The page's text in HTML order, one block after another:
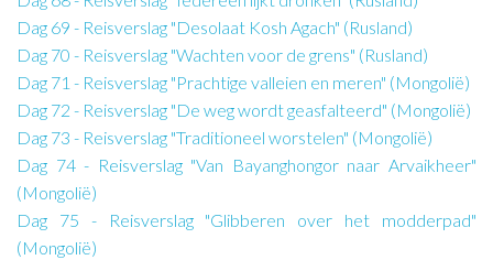
Dag 69 - Reisverslag "Desolaat Kosh Agach" (Rusland)
Dag 70 - Reisverslag "Wachten voor de grens" (Rusland)
Dag 71 - Reisverslag "Prachtige valleien en meren" (Mongolië)
Dag 72 - Reisverslag "De weg wordt geasfalteerd" (Mongolië)
Dag 73 - Reisverslag "Traditioneel worstelen" (Mongolië)
Dag 74 - Reisverslag "Van Bayanghongor naar Arvaikheer"
(Mongolië)
Dag 75 - Reisverslag "Glibberen over het modderpad"
(Mongolië)